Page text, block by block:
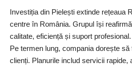
Investiția din Pielești extinde rețeaua
centre în România. Grupul își
calitate, eficiență și suport profesional.
Pe termen lung, compania dorește să
clienți. Planurile includ servicii rapide,